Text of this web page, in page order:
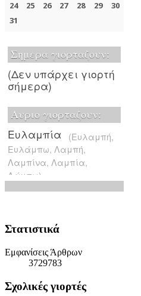
Στατιστικά
Εμφανίσεις Άρθρων
3729783
Σχολικές γιορτές